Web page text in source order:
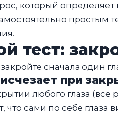
который определяет
простым
тест:
закройте сначала один
при
любого глаза
что сами по себе глаза